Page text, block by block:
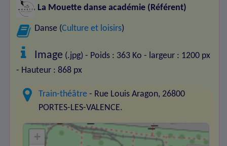
La Mouette danse académie (Référent)
Danse (Culture et loisirs)
Image (.jpg) - Poids : 363 Ko - largeur : 1200 px
- Hauteur : 868 px
Train-théâtre - Rue Louis Aragon, 26800
PORTES-LES-VALENCE.
+